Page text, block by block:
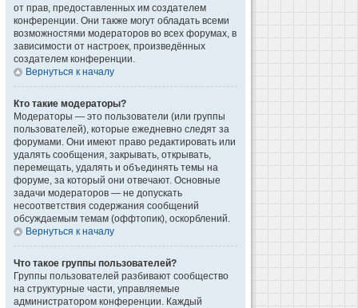
от прав, предоставленных им создателем
конференции. Они также могут обладать всеми
возможностями модераторов во всех форумах, в
зависимости от настроек, произведённых
создателем конференции.
Вернуться к началу
Кто такие модераторы?
Модераторы — это пользователи (или группы
пользователей), которые ежедневно следят за
форумами. Они имеют право редактировать или
удалять сообщения, закрывать, открывать,
перемещать, удалять и объединять темы на
форуме, за который они отвечают. Основные
задачи модераторов — не допускать
несоответствия содержания сообщений
обсуждаемым темам (оффтопик), оскорблений.
Вернуться к началу
Что такое группы пользователей?
Группы пользователей разбивают сообщество
на структурные части, управляемые
администратором конференции. Каждый